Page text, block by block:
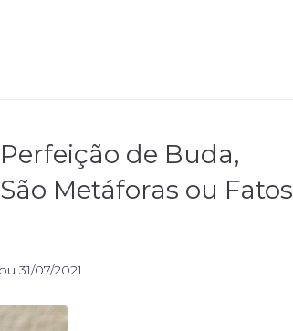
de Buda,
Metáforas ou Fatos
31/07/2021